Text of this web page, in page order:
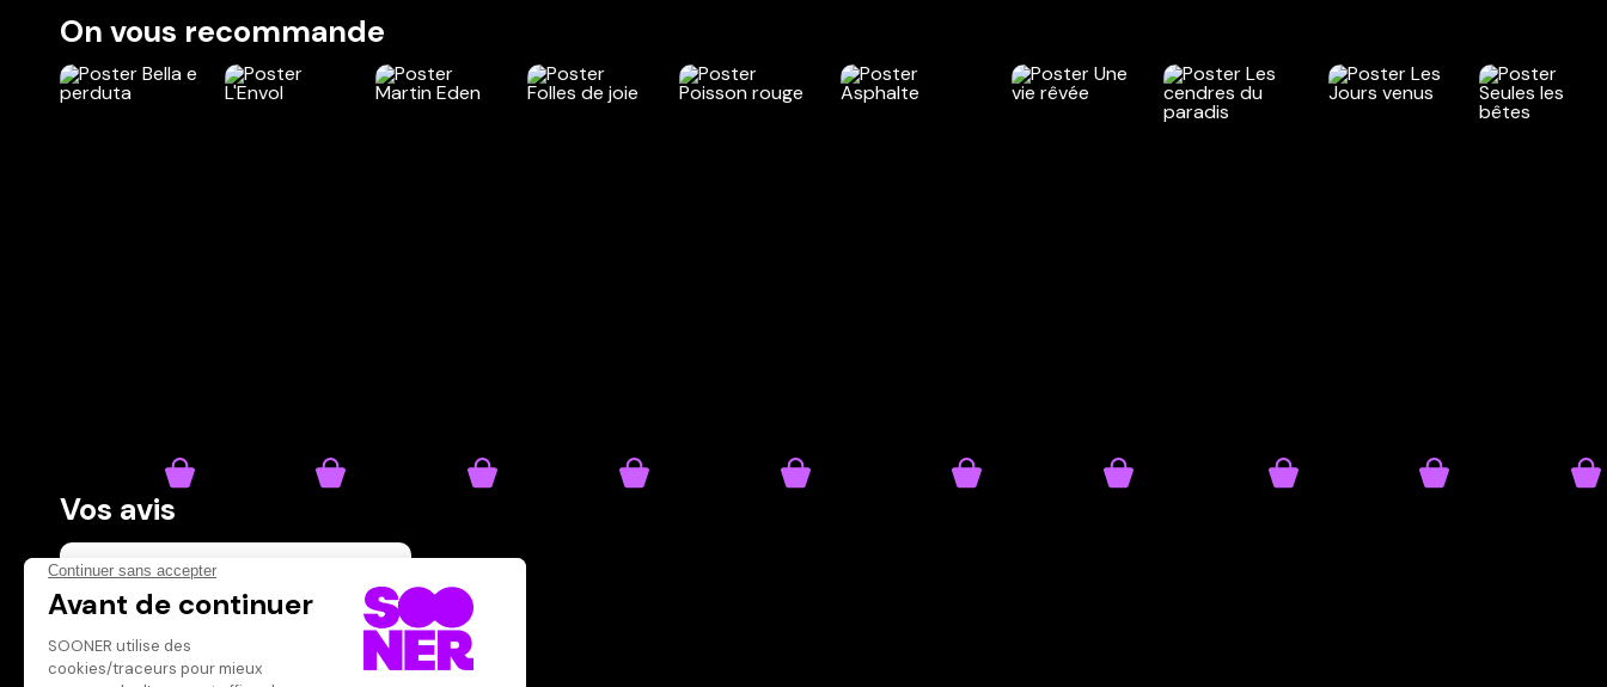
On vous recommande
Vos avis
Donnez votre avis
Votre note
Votre commentaire
Il faut vous connecter pour
publier un avis